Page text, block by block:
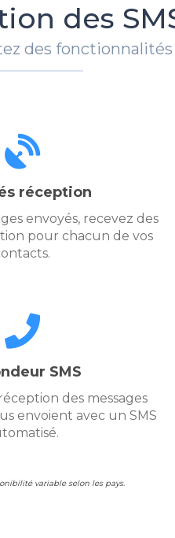
des
des
réception
envoyés, recevez des
pour chacun de vos
SMS
des messages
envoient avec un SMS
variable selon les pays.